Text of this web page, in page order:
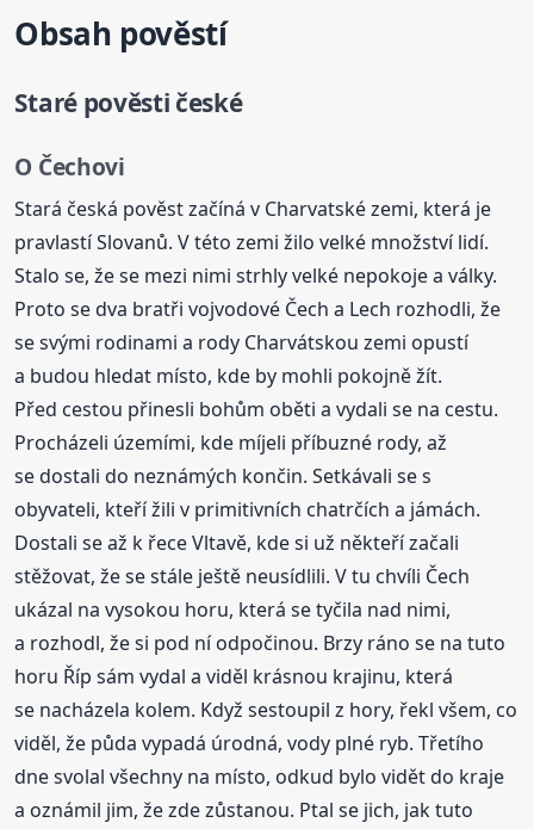
Obsah pověstí
Staré pověsti české
O Čechovi
Stará česká pověst začíná v Charvatské zemi, která je
pravlastí Slovanů. V této zemi žilo velké množství lidí.
Stalo se, že se mezi nimi strhly velké nepokoje a války.
Proto se dva bratři vojvodové Čech a Lech rozhodli, že
se svými rodinami a rody Charvátskou zemi opustí
a budou hledat místo, kde by mohli pokojně žít.
Před cestou přinesli bohům oběti a vydali se na cestu.
Procházeli územími, kde míjeli příbuzné rody, až
se dostali do neznámých končin. Setkávali se s
obyvateli, kteří žili v primitivních chatrčích a jámách.
Dostali se až k řece Vltavě, kde si už někteří začali
stěžovat, že se stále ještě neusídlili. V tu chvíli Čech
ukázal na vysokou horu, která se tyčila nad nimi,
a rozhodl, že si pod ní odpočinou. Brzy ráno se na tuto
horu Říp sám vydal a viděl krásnou krajinu, která
se nacházela kolem. Když sestoupil z hory, řekl všem, co
viděl, že půda vypadá úrodná, vody plné ryb. Třetího
dne svolal všechny na místo, odkud bylo vidět do kraje
a oznámil jim, že zde zůstanou. Ptal se jich, jak tuto